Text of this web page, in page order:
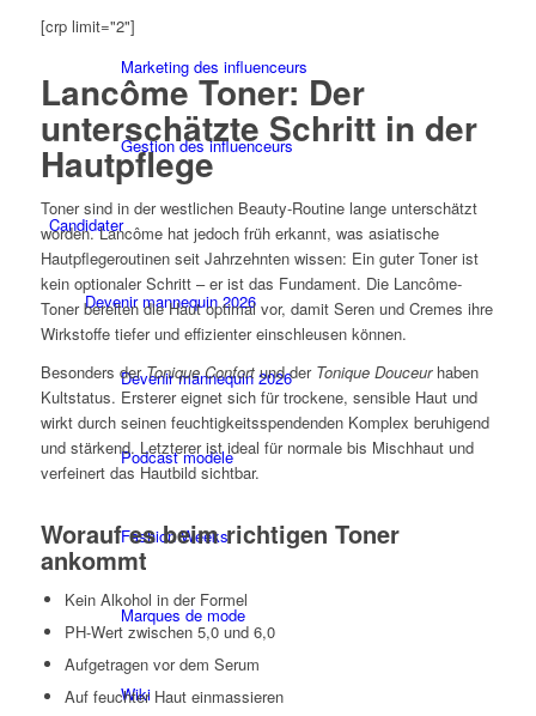
Marketing des influenceurs
Gestion des influenceurs
Candidater
Devenir mannequin 2026
Devenir mannequin 2026
Podcast modèle
Fashion Weeks
Marques de mode
Wiki
[crp limit="2"]
Lancôme Toner: Der
unterschätzte Schritt in der
Hautpflege
Toner sind in der westlichen Beauty-Routine lange unterschätzt
worden. Lancôme hat jedoch früh erkannt, was asiatische
Hautpflegeroutinen seit Jahrzehnten wissen: Ein guter Toner ist
kein optionaler Schritt – er ist das Fundament. Die Lancôme-
Toner bereiten die Haut optimal vor, damit Seren und Cremes ihre
Wirkstoffe tiefer und effizienter einschleusen können.
Besonders derTonique Confortund der Tonique Douceurhaben
Kultstatus. Ersterer eignet sich für trockene, sensible Haut und
wirkt durch seinen feuchtigkeitsspendenden Komplex beruhigend
und stärkend. Letzterer ist ideal für normale bis Mischhaut und
verfeinert das Hautbild sichtbar.
Worauf es beim richtigen Toner
ankommt
Kein Alkohol in der Formel
PH-Wert zwischen 5,0 und 6,0
Aufgetragen vor dem Serum
Auf feuchter Haut einmassieren